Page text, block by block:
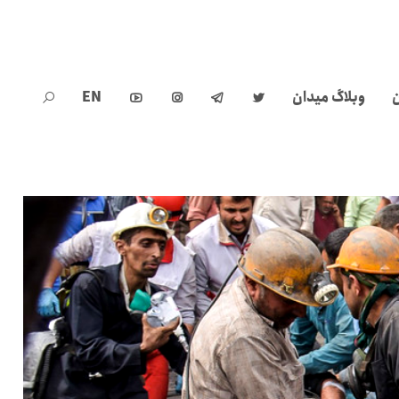
وبلاگ میدان 



EN
